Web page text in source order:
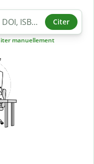
Citer
manuellement